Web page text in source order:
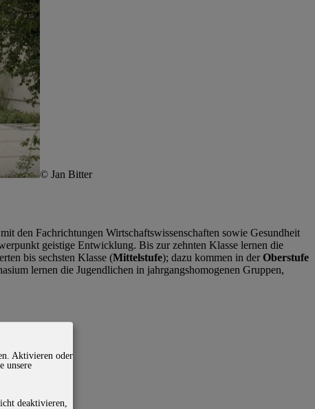
© Jan Bitter
mit den Fachrichtungen Wirtschaftswissenschaften sowie Gesundheit
geistige Entwicklung. Bis zur zehnten Klasse lernen die
bis sechsten Klasse (Mittelstufe); dazu kommen in derOberstufe
lernen die Jugendlichen in jahrgangshomogenen Gruppen,
Aktivieren oder
unsere
deaktivieren,